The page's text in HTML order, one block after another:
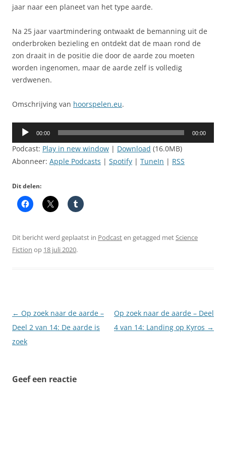
jaar naar een planeet van het type aarde.
Na 25 jaar vaartmindering ontwaakt de bemanning uit de
onderbroken bezieling en ontdekt dat de maan rond de
zon draait in de positie die door de aarde zou moeten
worden ingenomen, maar de aarde zelf is volledig
verdwenen.
Omschrijving van hoorspelen.eu.
Audiospeler
00:00 00:00
Podcast: Play in new window | Download (16.0MB)
Abonneer: Apple Podcasts | Spotify | TuneIn | RSS
Dit delen:
Dit bericht werd geplaatst in Podcasten getagged metScience
Fiction op 18 juli 2020.
Berichtnavigatie
← Op zoek naar de aarde –
Deel 2 van 14: De aarde is
zoek
Op zoek naar de aarde – Deel
4 van 14: Landing op Kyros →
Geef een reactie